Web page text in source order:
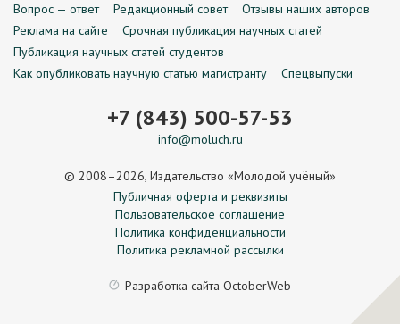
Вопрос — ответ Редакционный совет
Отзывы наших авторов
Реклама на сайте
Срочная публикация научных статей
Публикация научных статей студентов
Как опубликовать научную статью магистранту
Спецвыпуски
+7 (843) 500-57-53
info@moluch.ru
© 2008–2026, Издательство «Молодой учёный»
Публичная оферта и реквизиты
Пользовательское соглашение
Политика конфиденциальности
Политика рекламной рассылки
Разработка сайта OctoberWeb